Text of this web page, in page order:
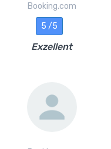
Booking.com
5 /5
Exzellent